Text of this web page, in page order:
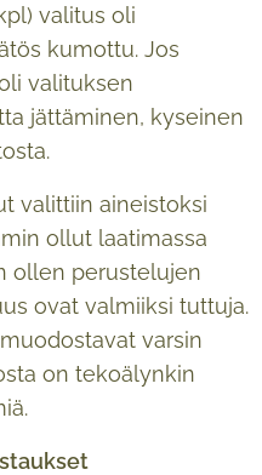
valitus oli
kumottu. Jos
valituksen
jättäminen, kyseinen
valittiin aineistoksi
ollut laatimassa
ollen perustelujen
ovat valmiiksi tuttuja.
varsin
on tekoälynkin